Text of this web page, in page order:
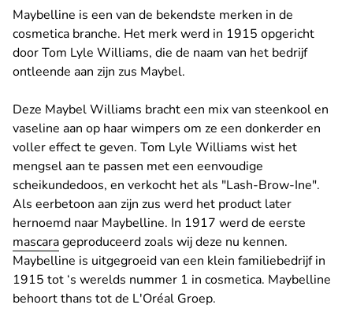
Maybelline is een van de bekendste merken in de
cosmetica branche. Het merk werd in 1915 opgericht
door Tom Lyle Williams, die de naam van het bedrijf
ontleende aan zijn zus Maybel.
Deze Maybel Williams bracht een mix van steenkool en
vaseline aan op haar wimpers om ze een donkerder en
voller effect te geven. Tom Lyle Williams wist het
mengsel aan te passen met een eenvoudige
scheikundedoos, en verkocht het als "Lash-Brow-Ine".
Als eerbetoon aan zijn zus werd het product later
hernoemd naar Maybelline. In 1917 werd de eerste
mascarageproduceerd zoals wij deze nu kennen.
Maybelline is uitgegroeid van een klein familiebedrijf in
1915 tot ‘s werelds nummer 1 in cosmetica. Maybelline
behoort thans tot de L'Oréal Groep.